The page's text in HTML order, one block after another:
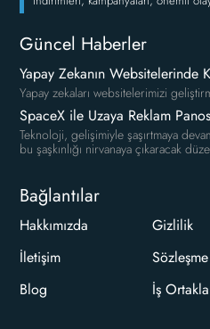
Güncel Haberler
Yapay Zekanın Websitelerinde
Yapay zekaları websitelerimizi
SpaceX ile Uzaya Reklam
Teknoloji, gelişimiyle şaşırtmaya
bu şaşkınlığı nirvanaya çıkaracak
Bağlantılar
Hakkımızda
İletişim
Blog
Gizlilik
Sözleşme
İş